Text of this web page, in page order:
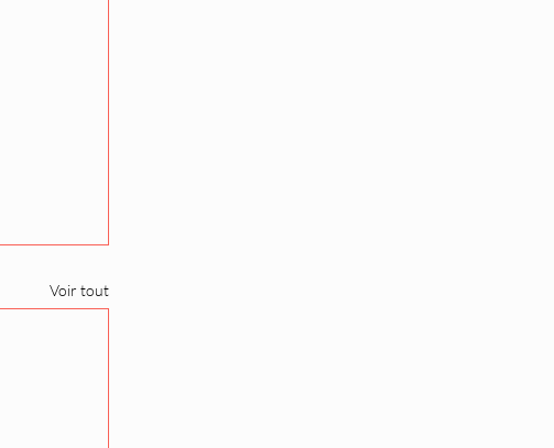
Voir tout